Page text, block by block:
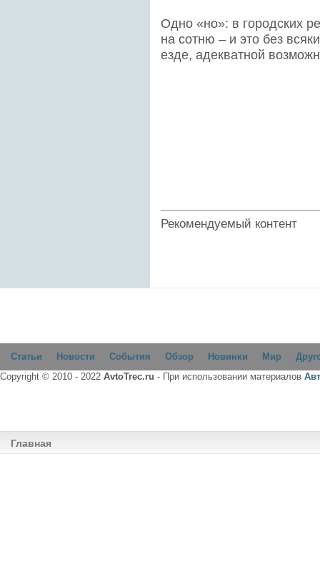
Одно «но»: в городских
на сотню – и это без
езде, адекватной
Рекомендуемый контент
Статьи Новости События Обзор Новинки Мир
Copyright © 2010 - 2022 AvtoTrec.ru - При использовании материалов
Главная